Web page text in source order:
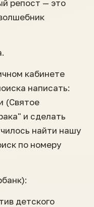
репост — это
кабинете
написать:
(Святое
и сделать
найти нашу
по номеру
детского